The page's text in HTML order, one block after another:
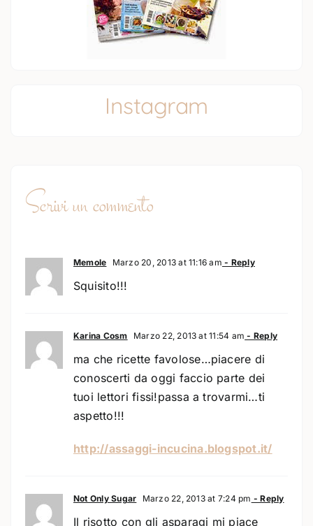
Instagram
Scrivi un commento
Memole Marzo 20, 2013 at 11:16 am - Reply
Squisito!!!
Karina Cosm Marzo 22, 2013 at 11:54 am - Reply
ma che ricette favolose…piacere di
conoscerti da oggi faccio parte dei
tuoi lettori fissi!passa a trovarmi…ti
aspetto!!!
http://assaggi-incucina.blogspot.it/
Not Only Sugar Marzo 22, 2013 at 7:24 pm - Reply
Il risotto con gli asparagi mi piace